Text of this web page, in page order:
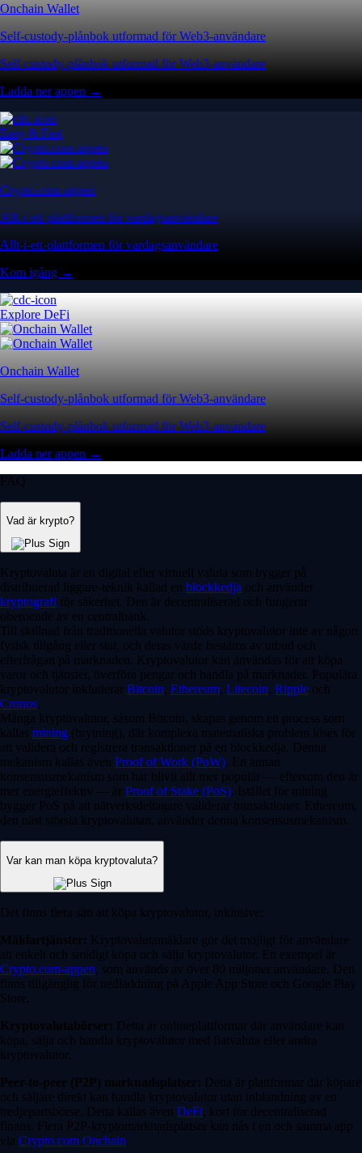
Onchain Wallet
Self-custody-plånbok utformad för Web3-användare
Self-custody-plånbok utformad för Web3-användare
Ladda ner appen →
Easy & Fast
Crypto.com-appen
Allt-i-ett-plattformen för vardagsanvändare
Allt-i-ett-plattformen för vardagsanvändare
Kom igång →
Explore DeFi
Onchain Wallet
Self-custody-plånbok utformad för Web3-användare
Self-custody-plånbok utformad för Web3-användare
Ladda ner appen →
FAQ
Vad är krypto?
Kryptovaluta är en digital eller virtuell valuta som bygger på
distribuerad liggare-teknik kallad en blockkedja och använder
kryptografi för säkerhet. Den är decentraliserad och fungerar
oberoende av en centralbank.
Till skillnad från traditionella valutor stöds kryptovalutor inte av någon
fysisk tillgång eller stat, och deras värde bestäms av utbud och
efterfrågan på marknaden. Kryptovalutor kan användas för att köpa
varor och tjänster, överföra pengar och handla på marknader. Populära
kryptovalutor inkluderar Bitcoin Ethereum Litecoin Ripple och
Cronos
Många kryptovalutor, såsom Bitcoin, skapas genom en process som
kallas mining (brytning), där komplexa matematiska problem löses för
att validera och registrera transaktioner på en blockkedja. Denna
mekanism kallas även Proof of Work (PoW) . En annan
konsensusmekanism som har blivit allt mer populär — eftersom den är
mer energieffektiv — är Proof of Stake (PoS) . Istället för mining
bygger PoS på att nätverksdeltagare validerar transaktioner. Ethereum,
den näst största kryptovalutan, använder denna konsensusmekanism.
Var kan man köpa kryptovaluta?
Det finns flera sätt att köpa kryptovalutor, inklusive:
Mäklartjänster: Kryptovalutamäklare gör det möjligt för användare
att enkelt och smidigt köpa och sälja kryptovalutor. Ett exempel är
Crypto.com-appen , som används av över 80 miljoner användare. Den
finns tillgänglig för nedladdning på Apple App Store och Google Play
Store.
Kryptovalutabörser: Detta är onlineplattformar där användare kan
köpa, sälja och handla kryptovalutor med fiatvaluta eller andra
kryptovalutor.
Peer-to-peer (P2P) marknadsplatser: Detta är plattformar där köpare
och säljare direkt kan handla kryptovalutor utan inblandning av en
tredjepartsbörse. Detta kallas även DeFi , kort för decentraliserad
finans. Flera P2P-kryptomarknadsplatser kan nås i en och samma app
via Crypto.com Onchain